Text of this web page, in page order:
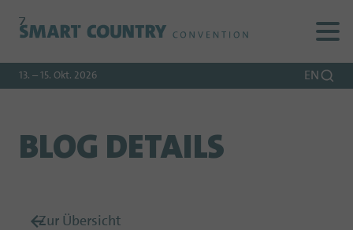
Zur
Zur
Zum
13. – 15. Okt. 2026 EN
BLOG DETAILS
Zur Übersicht